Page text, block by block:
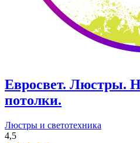
Евросвет. Люстры.
потолки.
Люстры и светотехника
4,5